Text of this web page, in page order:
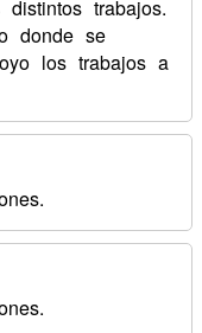
trabajos.
donde se
los trabajos a